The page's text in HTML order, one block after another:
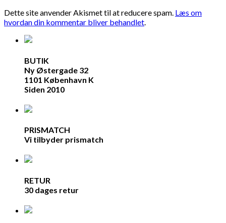
Dette site anvender Akismet til at reducere spam. Læs om
hvordan din kommentar bliver behandlet.
BUTIK
Ny Østergade 32
1101 København K
Siden 2010
PRISMATCH
Vi tilbyder prismatch
RETUR
30 dages retur